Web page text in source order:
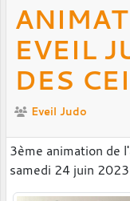
EVEIL
DES
Eveil Judo
3ème animation de
samedi 24 juin 2023